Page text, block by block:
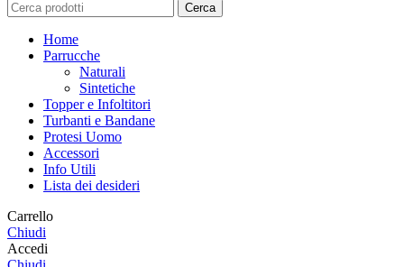
Cerca
Home
Parrucche
Naturali
Sintetiche
Topper e Infoltitori
Turbanti e Bandane
Protesi Uomo
Accessori
Info Utili
Lista dei desideri
Carrello
Chiudi
Accedi